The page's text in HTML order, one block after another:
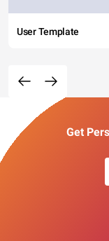
User Template
Get